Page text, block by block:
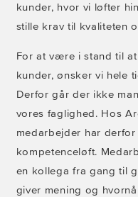
kunder, hvor vi løfter
stille krav til kvaliteten
For at være i stand til
kunder, ønsker vi hele
Derfor går der ikke
vores faglighed. Hos
medarbejder har
kompetenceløft.
en kollega fra gang til
giver mening og